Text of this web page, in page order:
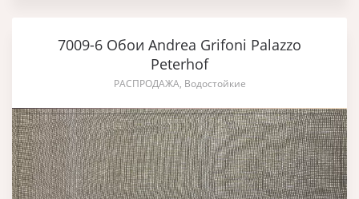
7009-6 Обои Andrea Grifoni Palazzo
Peterhof
РАСПРОДАЖА, Водостойкие